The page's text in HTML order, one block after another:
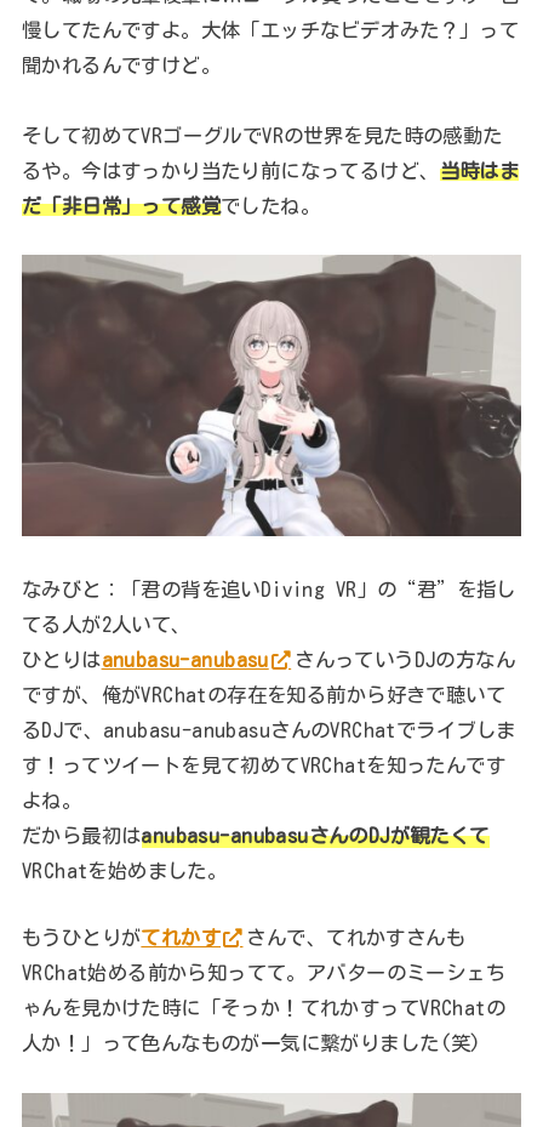
慢してたんですよ。大体「エッチなビデオみた？」って
聞かれるんですけど。
そして初めてVRゴーグルでVRの世界を見た時の感動た
るや。今はすっかり当たり前になってるけど、 当時はま
だ「非日常」って感覚でしたね。
なみびと：「君の背を追いDiving VR」の“君”を指し
てる人が2人いて、
ひとりはanubasu-anubasu
さんっていうDJの方なん
ですが、俺がVRChatの存在を知る前から好きで聴いて
るDJで、anubasu-anubasuさんのVRChatでライブしま
す！ってツイートを見て初めてVRChatを知ったんです
よね。
だから最初はanubasu-anubasuさんのDJが観たくて
VRChatを始めました。
もうひとりがてれかす
さんで、てれかすさんも
VRChat始める前から知ってて。アバターのミーシェち
ゃんを見かけた時に「そっか！てれかすってVRChatの
人か！」って色んなものが一気に繋がりました(笑)